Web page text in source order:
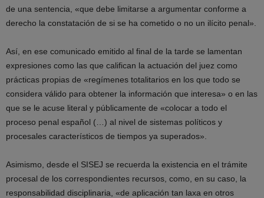
de una sentencia, «que debe limitarse a argumentar conforme a
derecho la constatación de si se ha cometido o no un ilícito penal».
Así, en ese comunicado emitido al final de la tarde se lamentan
expresiones como las que califican la actuación del juez como
prácticas propias de «regímenes totalitarios en los que todo se
considera válido para obtener la información que interesa» o en las
que se le acuse literal y públicamente de «colocar a todo el
proceso penal español (…) al nivel de sistemas políticos y
procesales característicos de tiempos ya superados».
Asimismo, desde el SISEJ se recuerda la existencia en el trámite
procesal de los correspondientes recursos, como, en su caso, la
responsabilidad disciplinaria, «de aplicación tan laxa en otros